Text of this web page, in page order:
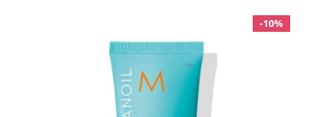
-10%